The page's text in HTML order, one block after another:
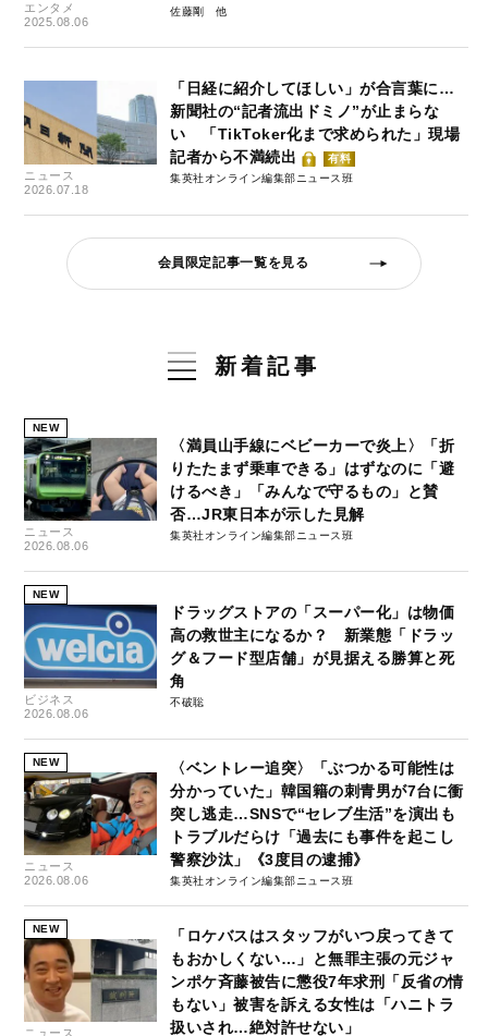
エンタメ
2025.08.06
佐藤剛
ニュース
2026.07.18
「日経に紹介してほしい」が合言葉に…
新聞社の“記者流出ドミノ”が止まらな
い 「TikToker化まで求められた」現場
記者から不満続出
有料
集英社オンライン編集部ニュース班
会員限定記事一覧を見る
新着記事
NEW
ニュース
2026.08.06
〈満員山手線にベビーカーで炎上〉「折
りたたまず乗車できる」はずなのに「避
けるべき」「みんなで守るもの」と賛
否…JR東日本が示した見解
集英社オンライン編集部ニュース班
NEW
ビジネス
2026.08.06
ドラッグストアの「スーパー化」は物価
高の救世主になるか？ 新業態「ドラッ
グ＆フード型店舗」が見据える勝算と死
角
不破聡
NEW
ニュース
2026.08.06
〈ベントレー追突〉「ぶつかる可能性は
分かっていた」韓国籍の刺青男が7台に衝
突し逃走…SNSで“セレブ生活”を演出も
トラブルだらけ「過去にも事件を起こし
警察沙汰」《3度目の逮捕》
集英社オンライン編集部ニュース班
NEW
ニュース
「ロケバスはスタッフがいつ戻ってきて
もおかしくない…」と無罪主張の元ジャ
ンポケ斉藤被告に懲役7年求刑「反省の情
もない」被害を訴える女性は「ハニトラ
扱いされ…絶対許せない」